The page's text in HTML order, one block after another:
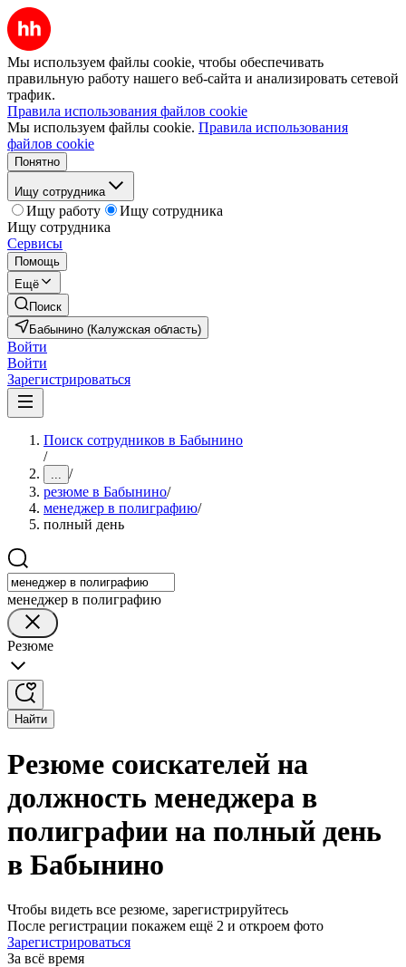
Мы используем файлы cookie, чтобы обеспечивать
правильную работу нашего веб-сайта и анализировать сетевой
трафик.
Правила использования файлов cookie
Мы используем файлы cookie. Правила использования
файлов cookie
Понятно
Ищу сотрудника
Ищу работу
Ищу сотрудника
Ищу сотрудника
Сервисы
Помощь
Ещё
Поиск
Бабынино (Калужская область)
Войти
Войти
Зарегистрироваться
Поиск сотрудников в Бабынино
/
... /
резюме в Бабынино/
менеджер в полиграфию/
полный день
менеджер в полиграфию
Резюме
Найти
Резюме соискателей на
должность менеджера в
полиграфии на полный день
в Бабынино
Чтобы видеть все резюме, зарегистрируйтесь
После регистрации покажем ещё 2 и откроем фото
Зарегистрироваться
За всё время